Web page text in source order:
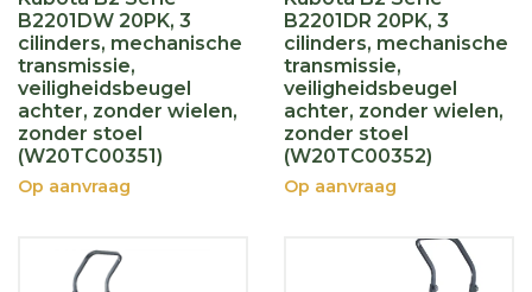
B2201DW 20PK, 3
cilinders, mechanische
transmissie,
veiligheidsbeugel
achter, zonder wielen,
zonder stoel
(W20TC00351)
Op aanvraag
B2201DR 20PK, 3
cilinders, mechanische
transmissie,
veiligheidsbeugel
achter, zonder wielen,
zonder stoel
(W20TC00352)
Op aanvraag